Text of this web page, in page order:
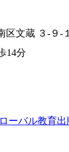
区文蔵 ３-９-１
14分
ーバル教育出